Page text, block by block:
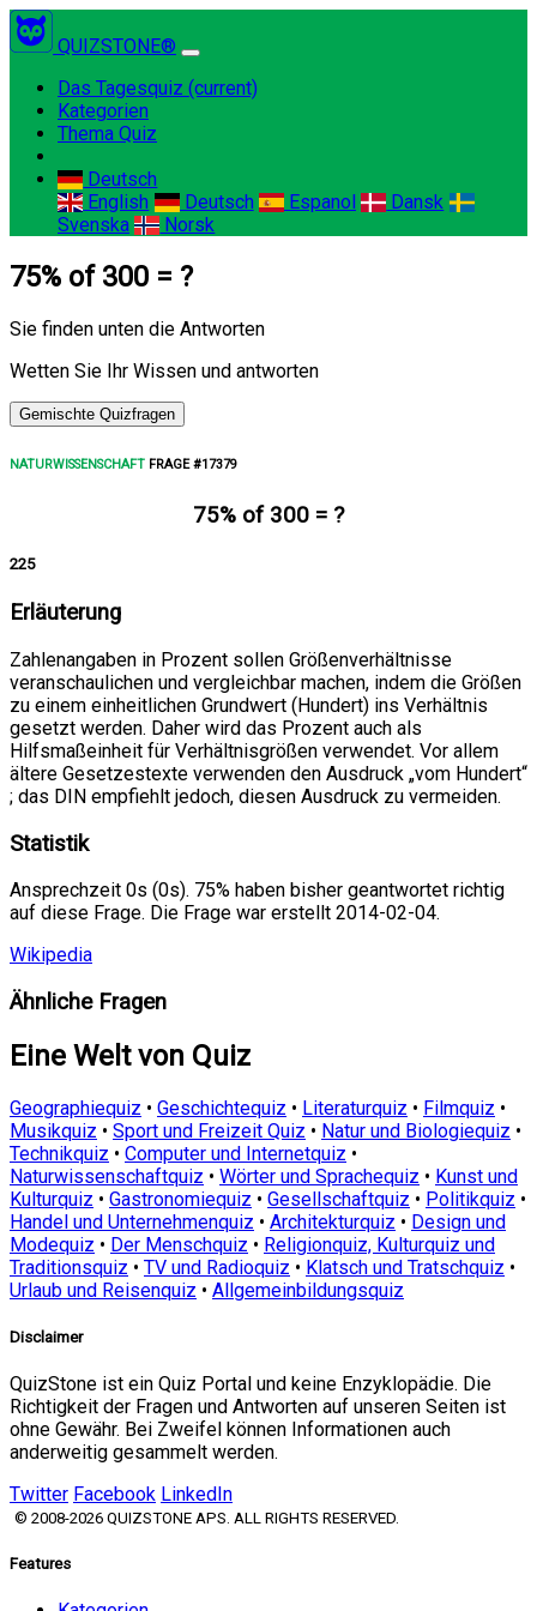
QUIZSTONE®
Das Tagesquiz (current)
Kategorien
Thema Quiz
Deutsch
English
Deutsch Espanol
Dansk
Svenska
Norsk
75% of 300 = ?
Sie finden unten die Antworten
Wetten Sie Ihr Wissen und antworten
Gemischte Quizfragen
NATURWISSENSCHAFT FRAGE #17379
75% of 300 = ?
225
Erläuterung
Zahlenangaben in Prozent sollen Größenverhältnisse
veranschaulichen und vergleichbar machen, indem die Größen
zu einem einheitlichen Grundwert (Hundert) ins Verhältnis
gesetzt werden. Daher wird das Prozent auch als
Hilfsmaßeinheit für Verhältnisgrößen verwendet. Vor allem
ältere Gesetzestexte verwenden den Ausdruck „vom Hundert“
; das DIN empfiehlt jedoch, diesen Ausdruck zu vermeiden.
Statistik
Ansprechzeit 0s (0s). 75% haben bisher geantwortet richtig
auf diese Frage. Die Frage war erstellt 2014-02-04.
Wikipedia
Ähnliche Fragen
Eine Welt von Quiz
Geographiequiz • Geschichtequiz • Literaturquiz • Filmquiz •
Musikquiz • Sport und Freizeit Quiz • Natur und Biologiequiz •
Technikquiz • Computer und Internetquiz •
Naturwissenschaftquiz • Wörter und Sprachequiz • Kunst und
Kulturquiz • Gastronomiequiz • Gesellschaftquiz • Politikquiz •
Handel und Unternehmenquiz • Architekturquiz • Design und
Modequiz • Der Menschquiz • Religionquiz, Kulturquiz und
Traditionsquiz • TV und Radioquiz • Klatsch und Tratschquiz •
Urlaub und Reisenquiz • Allgemeinbildungsquiz
Disclaimer
QuizStone ist ein Quiz Portal und keine Enzyklopädie. Die
Richtigkeit der Fragen und Antworten auf unseren Seiten ist
ohne Gewähr. Bei Zweifel können Informationen auch
anderweitig gesammelt werden.
Twitter Facebook LinkedIn
© 2008-2026 QUIZSTONE APS. ALL RIGHTS RESERVED.
Features